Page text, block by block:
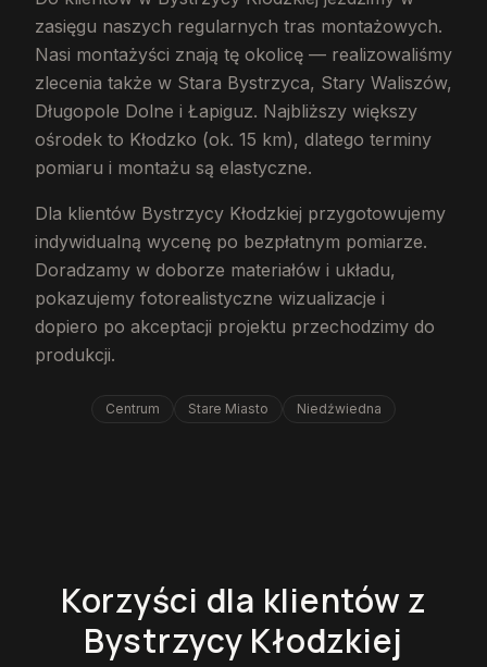
zasięgu naszych regularnych tras montażowych.
Nasi montażyści znają tę okolicę — realizowaliśmy
zlecenia także w Stara Bystrzyca, Stary Waliszów,
Długopole Dolne i Łapiguz. Najbliższy większy
ośrodek to Kłodzko (ok. 15 km), dlatego terminy
pomiaru i montażu są elastyczne.
Dla klientów Bystrzycy Kłodzkiej przygotowujemy
indywidualną wycenę po bezpłatnym pomiarze.
Doradzamy w doborze materiałów i układu,
pokazujemy fotorealistyczne wizualizacje i
dopiero po akceptacji projektu przechodzimy do
produkcji.
Centrum Stare Miasto Niedźwiedna
Korzyści dla klientów z
Bystrzycy Kłodzkiej